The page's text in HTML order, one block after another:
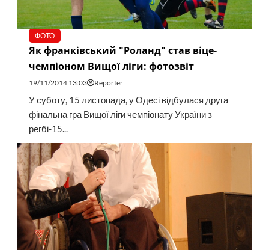
ФОТО
Як франківський "Роланд" став віце-
чемпіоном Вищої ліги: фотозвіт
19/11/2014 13:03 Reporter
У суботу, 15 листопада, у Одесі відбулася друга
фінальна гра Вищої ліги чемпіонату України з
регбі-15...